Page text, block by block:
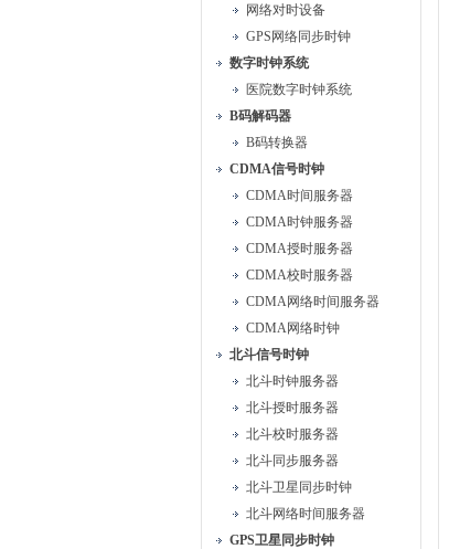
网络对时设备
GPS网络同步时钟
数字时钟系统
医院数字时钟系统
B码解码器
B码转换器
CDMA信号时钟
CDMA时间服务器
CDMA时钟服务器
CDMA授时服务器
CDMA校时服务器
CDMA网络时间服务器
CDMA网络时钟
北斗信号时钟
北斗时钟服务器
北斗授时服务器
北斗校时服务器
北斗同步服务器
北斗卫星同步时钟
北斗网络时间服务器
GPS卫星同步时钟